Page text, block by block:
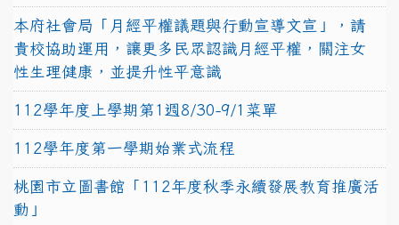
本府社會局「月經平權議題與行動宣導文宣」，請
貴校協助運用，讓更多民眾認識月經平權，關注女
性生理健康，並提升性平意識
112學年度上學期第1週8/30-9/1菜單
112學年度第一學期始業式流程
桃園市立圖書館「112年度秋季永續發展教育推廣活
動」